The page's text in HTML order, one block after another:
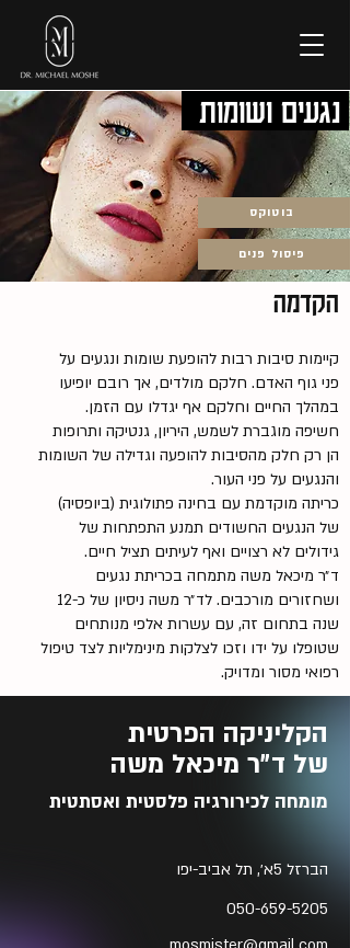
נגעים ושומות
בוטוקס
פיסול פנים
הקדמה
קיימות סיבות רבות להופעת שומות ונגעים על
פני גוף האדם. חלקם מולדים, אך רובם יופיעו
במהלך החיים וחלקם אף יגדלו עם הזמן.
חשיפה מוגברת לשמש, היריון, גנטיקה ותרופות
הן רק חלק מהסיבות להופעה וגדילה של השומות
והנגעים על פני העור.
כריתה מוקדמת עם בחינה פתולוגית (ביופסיה)
של הנגעים החשודים תמנע התפתחות של
גידולים לא רצויים ואף לעיתים תציל חיים.
ד״ר מיכאל משה מתמחה בכריתת נגעים
ושחזורים מורכבים. לד״ר משה ניסיון של כ-12
שנה בתחום זה, עם עשרות אלפי מנותחים
שטופלו על ידו וזכו לצלקות מינימליות לצד טיפול
רפואי מסור ומדויק.
הקליניקה הפרטית
של ד״ר מיכאל משה
מומחה לכירורגיה פלסטית ואסתטית
הברזל 5א׳, תל אביב-יפו
050-659-5205